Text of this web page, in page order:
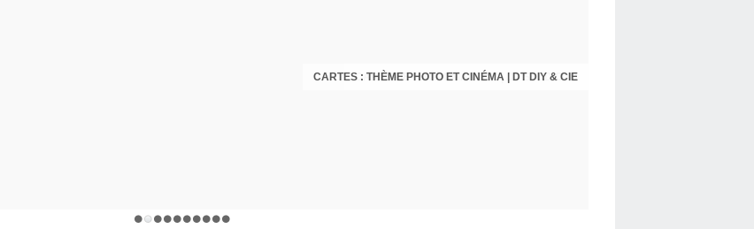
CARTES : THÈME PHOTO ET CINÉMA | DT DIY & CIE